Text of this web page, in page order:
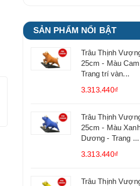
SẢN PHẨM NỔI BẬT
Trâu Thịnh
25cm - Màu
Trang trí vàn...
3.313.440₫
Trâu Thịnh
25cm - Màu
Dương - Trang ...
3.313.440₫
Trâu Thịnh